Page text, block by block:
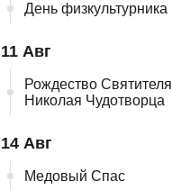
День физкультурника
11 Авг
Рождество Святителя
Николая Чудотворца
14 Авг
Медовый Спас